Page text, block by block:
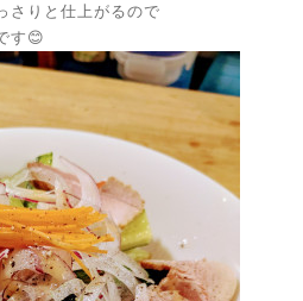
りと仕上がるので
す😊